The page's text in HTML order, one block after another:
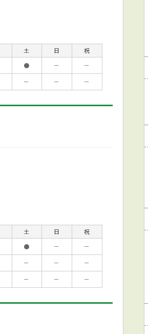
土 日
祝
● －
－
－ － －
土 日
祝
● －
－
－ －
－
－ － －